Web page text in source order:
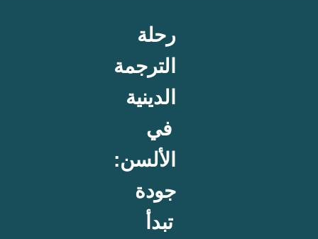
رحلة
الترجمة
الدينية
في
الألسن:
جودة
تبدأ